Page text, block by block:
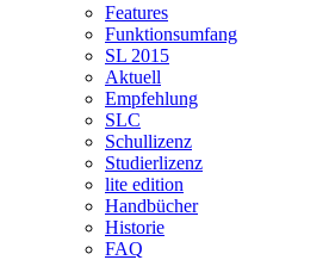
Features
Funktionsumfang
SL 2015
Aktuell
Empfehlung
SLC
Schullizenz
Studierlizenz
lite edition
Handbücher
Historie
FAQ